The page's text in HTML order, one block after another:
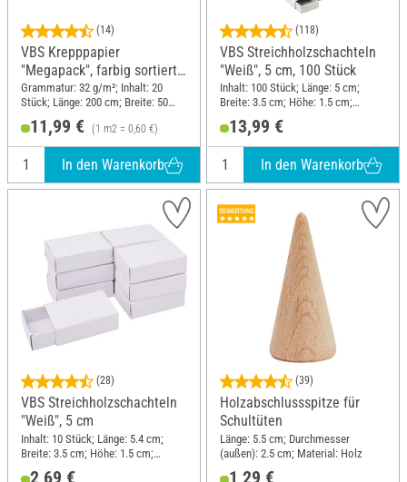
(14)
VBS Krepppapier
"Megapack", farbig sortiert,
20 Stück
Grammatur: 32 g/m²; Inhalt: 20
Stück; Länge: 200 cm; Breite: 50
cm; Material: Papier
11,99 € (1 m2 = 0,60 €)
In den Warenkorb
(118)
VBS Streichholzschachteln
"Weiß", 5 cm, 100 Stück
Inhalt: 100 Stück; Länge: 5 cm;
Breite: 3.5 cm; Höhe: 1.5 cm;
Material: Karton
13,99 €
In den Warenkorb
(28)
VBS Streichholzschachteln
"Weiß", 5 cm
Inhalt: 10 Stück; Länge: 5.4 cm;
Breite: 3.5 cm; Höhe: 1.5 cm;
Material: Karton
(39)
Holzabschlussspitze für
Schultüten
Länge: 5.5 cm; Durchmesser
(außen): 2.5 cm; Material: Holz